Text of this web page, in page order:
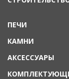
ПЕЧИ
КАМНИ
АКСЕССУАРЫ